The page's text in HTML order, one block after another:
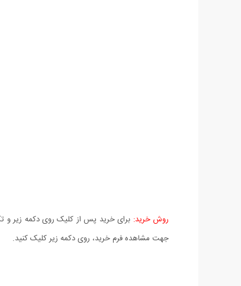
روش خرید: برای خرید پس از کلیک روی دکمه زیر و
جهت مشاهده فرم خرید، روی دکمه زیر کلیک کنید.